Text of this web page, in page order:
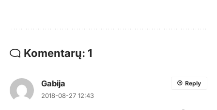
Komentarų: 1
Gabija
2018-08-27 12:43
Reply